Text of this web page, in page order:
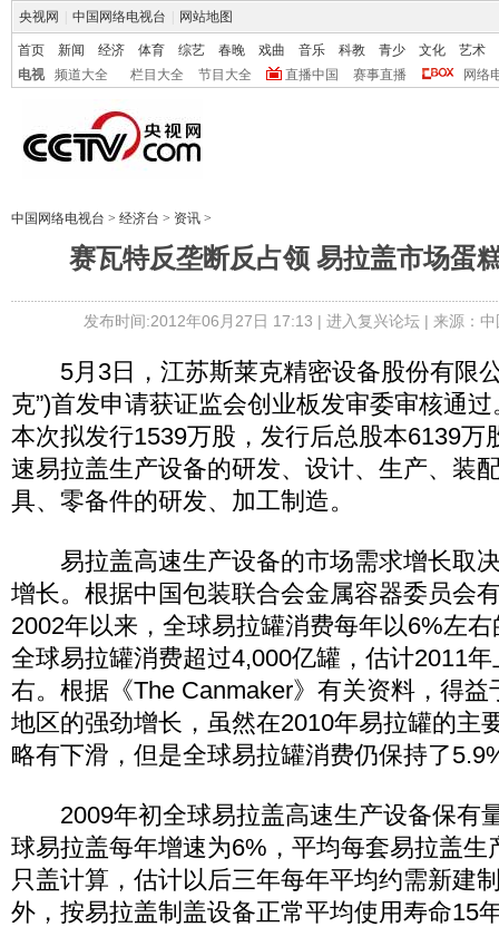
央视网 中国网络电视台 网站地图
首页 新闻 经济 体育 综艺 春晚 戏曲 音乐 科教 青少 文化
艺术
电视
频道大全 栏目大全 节目大全 直播中国 赛事直播 网络
中国网络电视台 > 经济台 > 资讯 >
赛瓦特反垄断反占领 易拉盖市场蛋
发布时间:2012年06月27日 17:13 | 进入复兴论坛| 来源：
5月3日，江苏斯莱克精密设备股份有限公
克”)首发申请获证监会创业板发审委审核通
本次拟发行1539万股，发行后总股本6139万
速易拉盖生产设备的研发、设计、生产、装
具、零备件的研发、加工制造。
易拉盖高速生产设备的市场需求增长取
增长。根据中国包装联合会金属容器委员会
2002年以来，全球易拉罐消费每年以6%左
全球易拉罐消费超过4,000亿罐，估计2011
右。根据《The Canmaker》有关资料，得
地区的强劲增长，虽然在2010年易拉罐的主
略有下滑，但是全球易拉罐消费仍保持了
2009年初全球易拉盖高速生产设备保有
球易拉盖每年增速为6%，平均每套易拉盖生
只盖计算，估计以后三年每年平均约需新建
外，按易拉盖制盖设备正常平均使用寿命15